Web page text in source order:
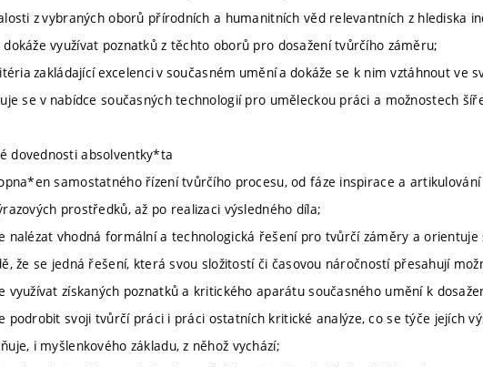
z vybraných oborů přírodních a humanitních věd relevantních z hlediska
dokáže využívat poznatků z těchto oborů pro dosažení tvůrčího záměru;
zakládající excelenci v současném umění a dokáže se k nim vztáhnout ve
se v nabídce současných technologií pro uměleckou práci a možnostech
dovednosti absolventky*ta
samostatného řízení tvůrčího procesu, od fáze inspirace a
prostředků, až po realizaci výsledného díla;
nalézat vhodná formální a technologická řešení pro tvůrčí záměry a
že se jedná řešení, která svou složitostí či časovou náročností přesahují
využívat získaných poznatků a kritického aparátu současného umění k
podrobit svoji tvůrčí práci i práci ostatních kritické analýze, co se týče jejích
i myšlenkového základu, z něhož vychází;